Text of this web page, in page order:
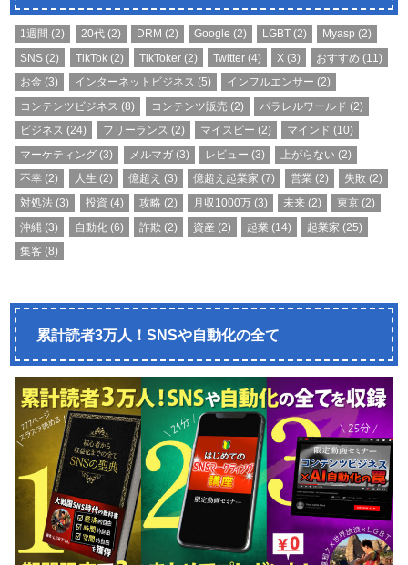
1週間 (2) 20代(2) DRM (2) Google (2) LGBT (2) Myasp (2)
SNS (2) TikTok(2) TikToker(2) Twitter (4) X (3) おすすめ (11)
お金 (3) インターネットビジネス (5) インフルエンサー (2)
コンテンツビジネス (8) コンテンツ販売 (2) パラレルワールド (2)
ビジネス (24) フリーランス (2) マイスピー (2) マインド (10)
マーケティング (3) メルマガ(3) レビュー (3) 上がらない (2)
不幸 (2) 人生 (2) 億超え (3) 億超え起業家 (7) 営業 (2) 失敗 (2)
対処法 (3) 投資 (4) 攻略 (2) 月収1000万 (3) 未来 (2) 東京 (2)
沖縄 (3) 自動化(6) 詐欺 (2) 資産 (2) 起業 (14) 起業家 (25)
集客 (8)
累計読者3万人！SNSや自動化の全て